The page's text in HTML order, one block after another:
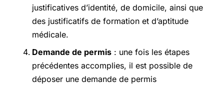
justificatives d’identité, de domicile, ainsi que
des justificatifs de formation et d’aptitude
médicale.
Demande de permis : une fois les étapes
précédentes accomplies, il est possible de
déposer une demande de permis